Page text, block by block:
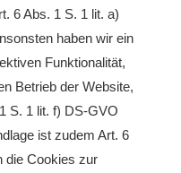
6 Abs. 1 S. 1 lit. a)
haben wir ein
Funktionalität,
Betrieb der Website,
S. 1 lit. f) DS-GVO
ist zudem Art. 6
die Cookies zur